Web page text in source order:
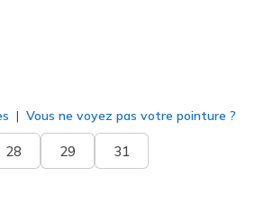
Vous ne voyez pas votre pointure ?
28 29 31